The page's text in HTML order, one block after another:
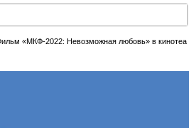
«МКФ-2022: Невозможная любовь» в кинотеатрах Партизанска. Купить билеты!